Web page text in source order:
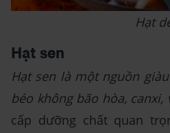
Hạt
Hạt sen
Hạt sen là một nguồn
béo không bão hòa, canxi,
cấp dưỡng chất quan